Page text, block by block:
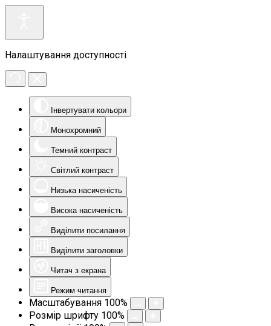
Налаштування доступності
Інвертувати кольори
Монохромний
Темний контраст
Світлий контраст
Низька насиченість
Висока насиченість
Виділити посилання
Виділити заголовки
Читач з екрана
Режим читання
Масштабування 100%
Розмір шрифту 100%